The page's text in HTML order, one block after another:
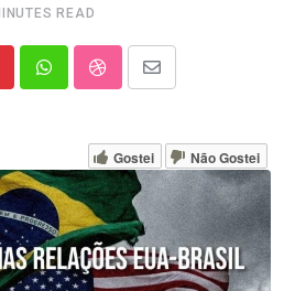
READ
WhatsappStumbleUpon
Share
Email
Gostei Não Gostei